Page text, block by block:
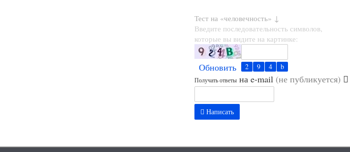
Тест на «человечность» ↓
Введите последовательность символов,
которые вы видите на картинке:
Обновить
Получать ответына e-mail (не публикуется)
Написать